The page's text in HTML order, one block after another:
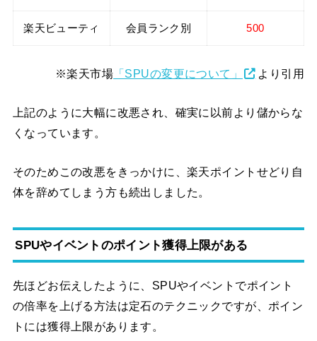
楽天ビューティ 会員ランク別 500
※楽天市場 「SPUの変更について」 より引用
上記のように大幅に改悪され、確実に以前より儲からな
くなっています。
そのためこの改悪をきっかけに、楽天ポイントせどり自
体を辞めてしまう方も続出しました。
SPUやイベントのポイント獲得上限がある
先ほどお伝えしたように、SPUやイベントでポイント
の倍率を上げる方法は定石のテクニックですが、ポイン
トには獲得上限があります。